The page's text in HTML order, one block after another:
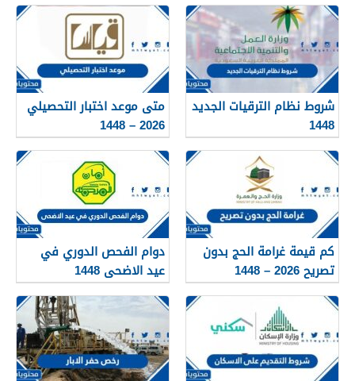
شروط نظام الترقيات الجديد
1448
متى موعد اختبار التحصيلي
2026 – 1448
كم قيمة غرامة الحج بدون
تصريح 2026 – 1448
دوام الفحص الدوري في
عيد الاضحى 1448